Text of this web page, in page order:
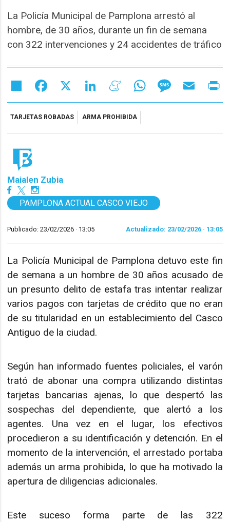
La Policía Municipal de Pamplona arrestó al
hombre, de 30 años, durante un fin de semana
con 322 intervenciones y 24 accidentes de tráfico
Share Facebook LinkedIn MeneameWhatsAppMessageEmail
TARJETAS ROBADAS ARMA PROHIBIDA
Maialen Zubia
PAMPLONA ACTUAL CASCO VIEJO
Publicado: 23/02/2026 · 13:05 Actualizado: 23/02/2026 · 13:05
La Policía Municipal de Pamplona detuvo este fin
de semana a un hombre de 30 años acusado de
un presunto delito de estafa tras intentar realizar
varios pagos con tarjetas de crédito que no eran
de su titularidad en un establecimiento del Casco
Antiguo de la ciudad.
Según han informado fuentes policiales, el varón
trató de abonar una compra utilizando distintas
tarjetas bancarias ajenas, lo que despertó las
sospechas del dependiente, que alertó a los
agentes. Una vez en el lugar, los efectivos
procedieron a su identificación y detención. En el
momento de la intervención, el arrestado portaba
además un arma prohibida, lo que ha motivado la
apertura de diligencias adicionales.
Este suceso forma parte de las 322